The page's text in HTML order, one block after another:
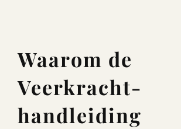
Waarom de
Veerkracht-
handleiding